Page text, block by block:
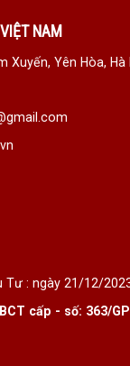
NAM
Xuyến, Yên Hòa, Hà
Tư : ngày 21/12/
cấp - số: 363/